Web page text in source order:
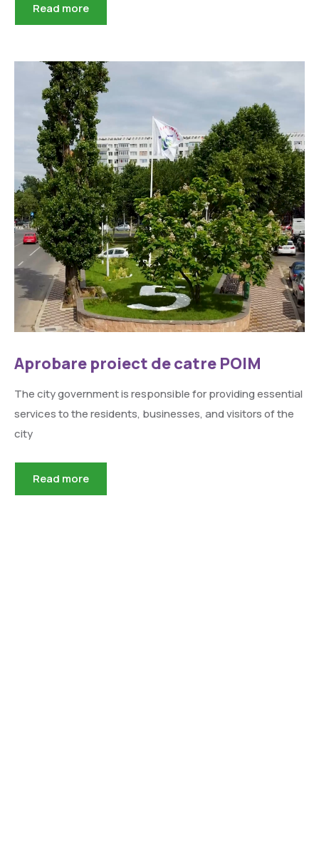
Read more
Aprobare proiect de catre POIM
The city government is responsible for providing essential
services to the residents, businesses, and visitors of the
city
Read more